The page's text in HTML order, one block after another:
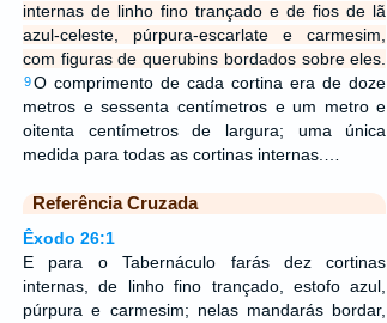
internas de linho fino trançado e de fios de lã
azul-celeste, púrpura-escarlate e carmesim,
com figuras de querubins bordados sobre eles.
9O comprimento de cada cortina era de doze
metros e sessenta centímetros e um metro e
oitenta centímetros de largura; uma única
medida para todas as cortinas internas.…
Referência Cruzada
Êxodo 26:1
E para o Tabernáculo farás dez cortinas
internas, de linho fino trançado, estofo azul,
púrpura e carmesim; nelas mandarás bordar,